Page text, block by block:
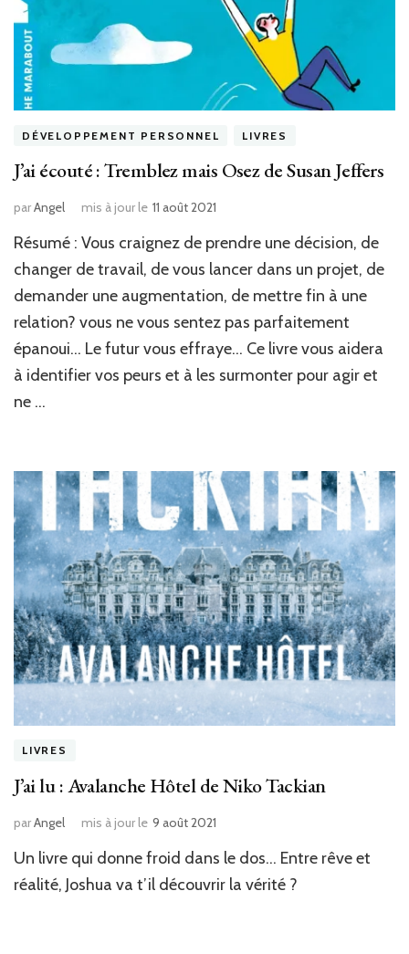
DÉVELOPPEMENT PERSONNEL LIVRES
J’ai écouté : Tremblez mais Osez de Susan Jeffers
parAngel mis à jour le 11 août 2021
Résumé : Vous craignez de prendre une décision, de
changer de travail, de vous lancer dans un projet, de
demander une augmentation, de mettre fin à une
relation? vous ne vous sentez pas parfaitement
épanoui… Le futur vous effraye… Ce livre vous aidera
à identifier vos peurs et à les surmonter pour agir et
ne …
LIVRES
J’ai lu : Avalanche Hôtel de Niko Tackian
parAngel mis à jour le 9 août 2021
Un livre qui donne froid dans le dos… Entre rêve et
réalité, Joshua va t’il découvrir la vérité ?